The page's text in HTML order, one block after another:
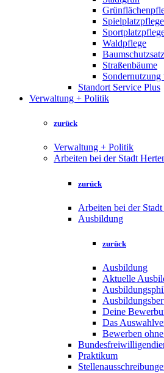
Spielplatzpflege
Waldpflege
Straßenbäume
Standort Service Plus
Verwaltung + Politik
zurück
Verwaltung + Politik
Arbeiten bei der Stadt
zurück
Arbeiten bei der
Ausbildung
zurück
Ausbildung
Aktuelle
Deine
Das
Bewerben
Praktikum